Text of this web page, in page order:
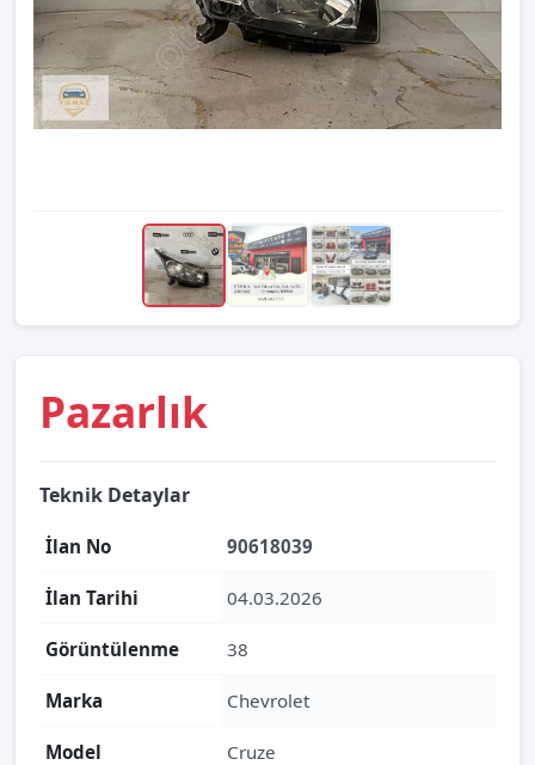
Pazarlık
Teknik Detaylar
İlan No 90618039
İlan Tarihi 04.03.2026
Görüntülenme 38
Marka Chevrolet
Model Cruze